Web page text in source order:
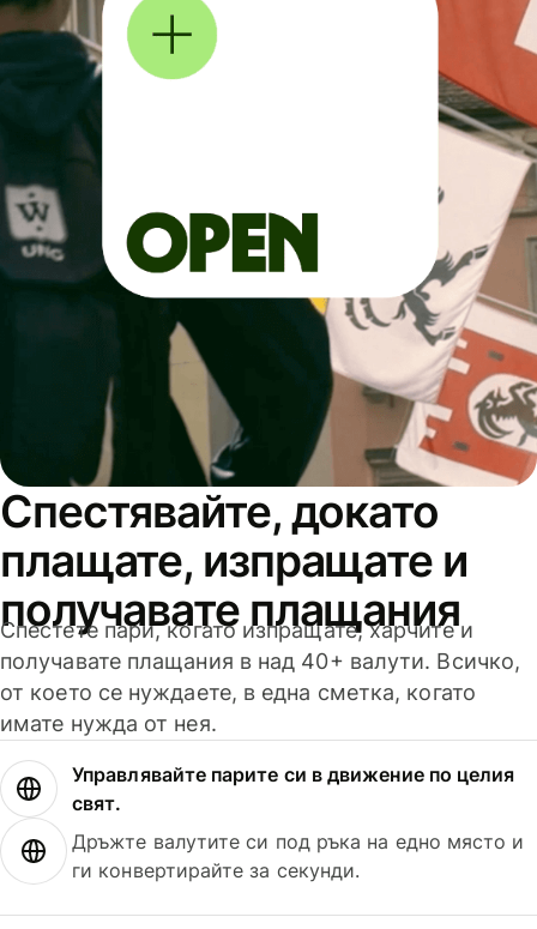
Спестявайте, докато
плащате, изпращате и
получавате плащания
Спестете пари, когато изпращате, харчите и
получавате плащания в над 40+ валути. Всичко,
от което се нуждаете, в една сметка, когато
имате нужда от нея.
Управлявайте парите си в движение по целия
свят.
Дръжте валутите си под ръка на едно място и
ги конвертирайте за секунди.